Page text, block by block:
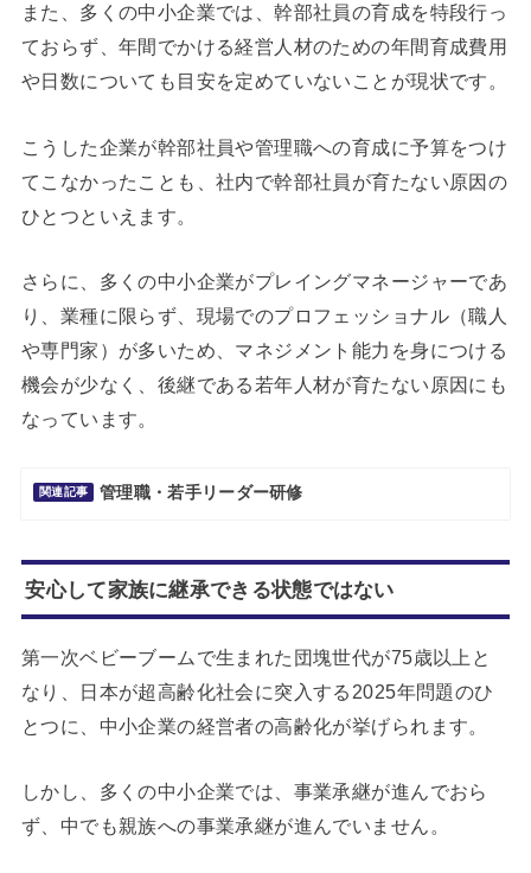
また、多くの中小企業では、幹部社員の育成を特段行っ
ておらず、年間でかける経営人材のための年間育成費用
や日数についても目安を定めていないことが現状です。
こうした企業が幹部社員や管理職への育成に予算をつけ
てこなかったことも、社内で幹部社員が育たない原因の
ひとつといえます。
さらに、多くの中小企業がプレイングマネージャーであ
り、業種に限らず、現場でのプロフェッショナル（職人
や専門家）が多いため、マネジメント能力を身につける
機会が少なく、後継である若年人材が育たない原因にも
なっています。
関連記事 管理職・若手リーダー研修
安心して家族に継承できる状態ではない
第一次ベビーブームで生まれた団塊世代が75歳以上と
なり、日本が超高齢化社会に突入する2025年問題のひ
とつに、中小企業の経営者の高齢化が挙げられます。
しかし、多くの中小企業では、事業承継が進んでおら
ず、中でも親族への事業承継が進んでいません。